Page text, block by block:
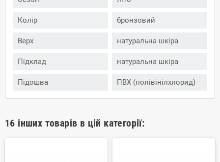
Колір бронзовий
Верх натуральна шкіра
Підклад натуральна шкіра
Підошва ПВХ (полівінілхлорид)
16 інших товарів в цій категорії: